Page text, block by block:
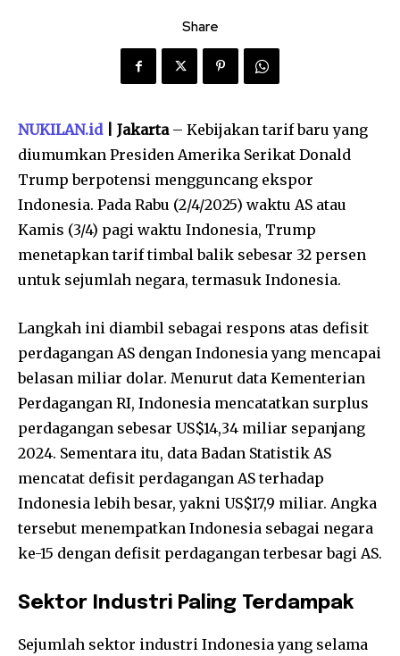
Share
NUKILAN.id| Jakarta – Kebijakan tarif baru yang
diumumkan Presiden Amerika Serikat Donald
Trump berpotensi mengguncang ekspor
Indonesia. Pada Rabu (2/4/2025) waktu AS atau
Kamis (3/4) pagi waktu Indonesia, Trump
menetapkan tarif timbal balik sebesar 32 persen
untuk sejumlah negara, termasuk Indonesia.
Langkah ini diambil sebagai respons atas defisit
perdagangan AS dengan Indonesia yang mencapai
belasan miliar dolar. Menurut data Kementerian
Perdagangan RI, Indonesia mencatatkan surplus
perdagangan sebesar US$14,34 miliar sepanjang
2024. Sementara itu, data Badan Statistik AS
mencatat defisit perdagangan AS terhadap
Indonesia lebih besar, yakni US$17,9 miliar. Angka
tersebut menempatkan Indonesia sebagai negara
ke-15 dengan defisit perdagangan terbesar bagi AS.
Sektor Industri Paling Terdampak
Sejumlah sektor industri Indonesia yang selama